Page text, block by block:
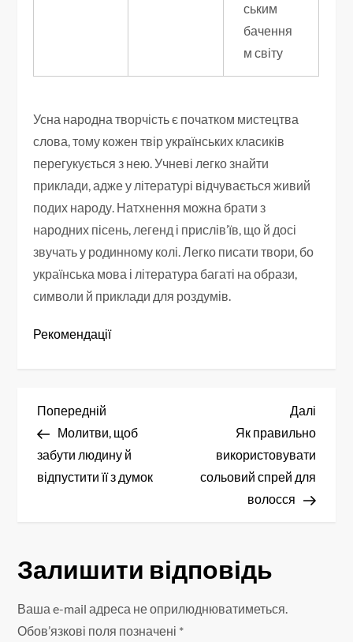
ським
бачення
м світу
Усна народна творчість є початком мистецтва
слова, тому кожен твір українських класиків
перегукується з нею. Учневі легко знайти
приклади, адже у літературі відчувається живий
подих народу. Натхнення можна брати з
народних пісень, легенд і прислів’їв, що й досі
звучать у родинному колі. Легко писати твори, бо
українська мова і література багаті на образи,
символи й приклади для роздумів.
Рекомендації
Н
а
в
а
ц
Попередній
запис
Попередній
Молитви, щоб
забути людину й
відпустити її з думок
запис
Далі
Як правильно
використовувати
сольовий спрей для
волосся
Залишити відповідь
Ваша e-mail адреса не оприлюднюватиметься.
Обов’язкові поля позначені *